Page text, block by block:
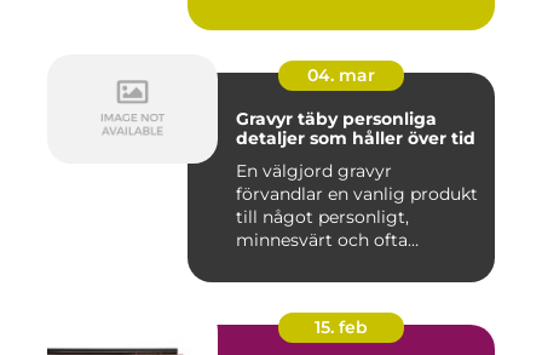
04. mar
Gravyr täby personliga
detaljer som håller över tid
En välgjord gravyr
förvandlar en vanlig produkt
till något personligt,
minnesvärt och ofta
15. feb